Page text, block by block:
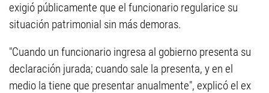
exigió públicamente que el funcionario regularice su
situación patrimonial sin más demoras.
"Cuando un funcionario ingresa al gobierno presenta su
declaración jurada; cuando sale la presenta, y en el
medio la tiene que presentar anualmente", explicó el ex